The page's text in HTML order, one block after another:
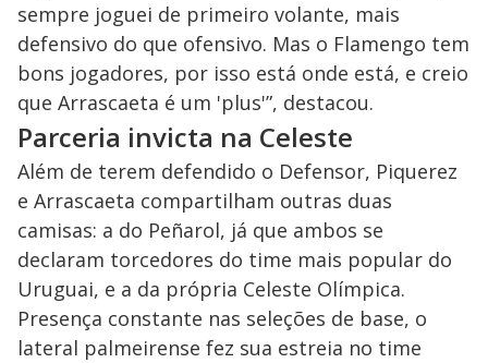
sempre joguei de primeiro volante, mais
defensivo do que ofensivo. Mas o Flamengo tem
bons jogadores, por isso está onde está, e creio
que Arrascaeta é um 'plus'”, destacou.
Parceria invicta na Celeste
Além de terem defendido o Defensor, Piquerez
e Arrascaeta compartilham outras duas
camisas: a do Peñarol, já que ambos se
declaram torcedores do time mais popular do
Uruguai, e a da própria Celeste Olímpica.
Presença constante nas seleções de base, o
lateral palmeirense fez sua estreia no time